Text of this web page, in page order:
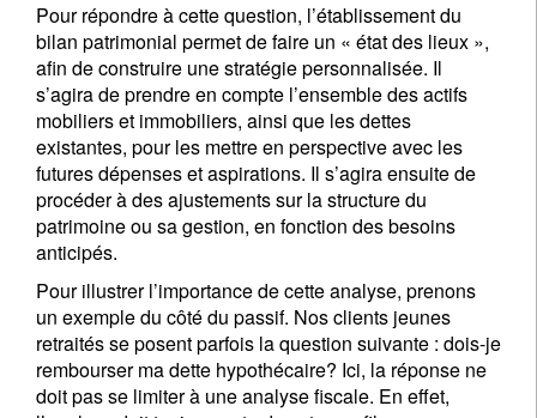
Pour répondre à cette question, l’établissement du
bilan patrimonial permet de faire un « état des lieux »,
afin de construire une stratégie personnalisée. Il
s’agira de prendre en compte l’ensemble des actifs
mobiliers et immobiliers, ainsi que les dettes
existantes, pour les mettre en perspective avec les
futures dépenses et aspirations. Il s’agira ensuite de
procéder à des ajustements sur la structure du
patrimoine ou sa gestion, en fonction des besoins
anticipés.
Pour illustrer l’importance de cette analyse, prenons
un exemple du côté du passif. Nos clients jeunes
retraités se posent parfois la question suivante : dois-je
rembourser ma dette hypothécaire? Ici, la réponse ne
doit pas se limiter à une analyse fiscale. En effet,